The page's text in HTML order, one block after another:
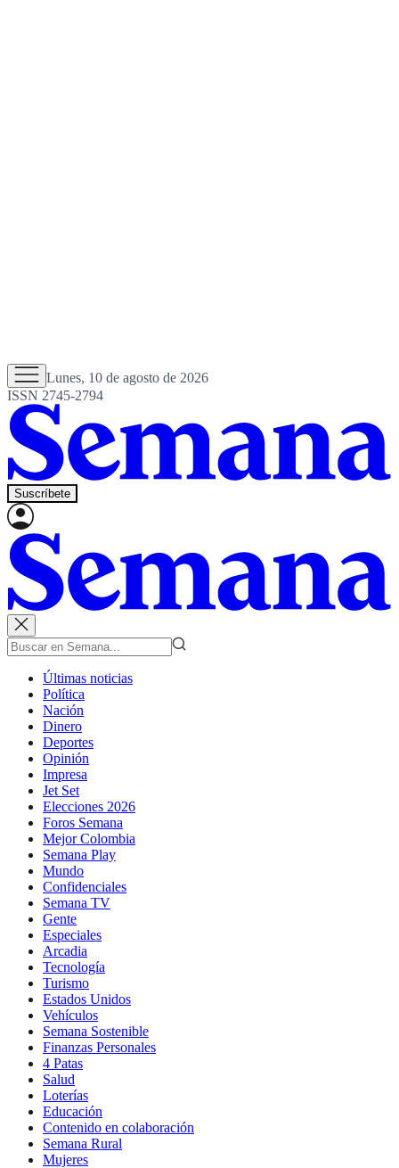
Lunes, 10 de agosto de 2026
ISSN 2745-2794
Suscríbete
Últimas noticias
Política
Nación
Dinero
Deportes
Opinión
Impresa
Jet Set
Elecciones 2026
Foros Semana
Mejor Colombia
Semana Play
Mundo
Confidenciales
Semana TV
Gente
Especiales
Arcadia
Tecnología
Turismo
Estados Unidos
Vehículos
Semana Sostenible
Finanzas Personales
4 Patas
Salud
Loterías
Educación
Contenido en colaboración
Semana Rural
Mujeres